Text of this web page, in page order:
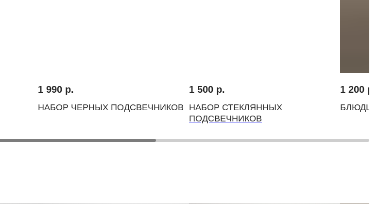
1 990 р.
НАБОР ЧЕРНЫХ ПОДСВЕЧНИКОВ
1 500 р.
НАБОР СТЕКЛЯННЫХ
ПОДСВЕЧНИКОВ
1 200 р.
БЛЮДЦЕ